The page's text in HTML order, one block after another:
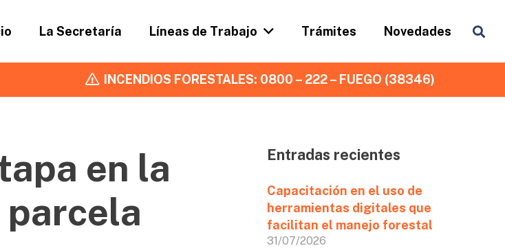
La Secretaría Líneas de Trabajo Trámites Novedades
INCENDIOS FORESTALES: 0800 – 222 – FUEGO (38346)
en la
Entradas recientes
Capacitación en el uso de
herramientas digitales que
facilitan el manejo forestal
31/07/2026